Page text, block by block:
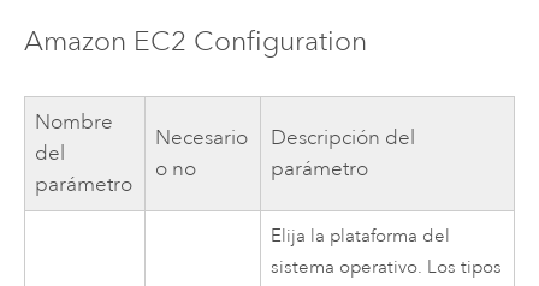
Amazon EC2 Configuration
Nombre
del
parámetro
Necesario
o no
Descripción del
parámetro
Elija la plataforma del
sistema operativo. Los tipos